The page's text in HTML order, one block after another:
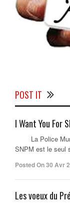
POST IT
I Want You For
La Police
SNPM est le seul
Posted On 30 Avr
Les voeux du